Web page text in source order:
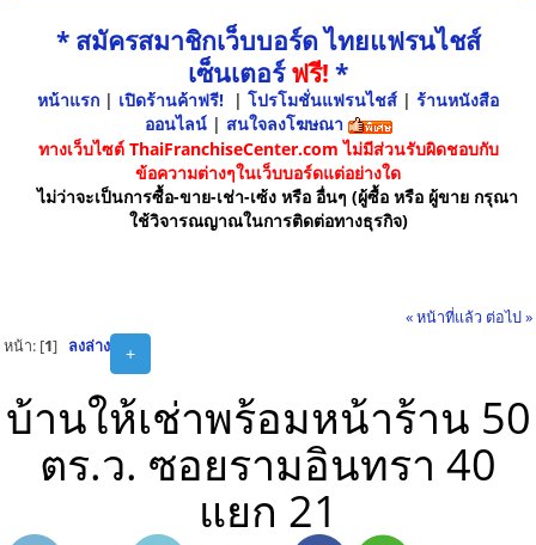
* สมัครสมาชิกเว็บบอร์ด ไทยแฟรนไชส์
เซ็นเตอร์ฟรี! *
หน้าแรก | เปิดร้านค้าฟรี! | โปรโมชั่นแฟรนไชส์ | ร้านหนังสือ
ออนไลน์ | สนใจลงโฆษณา
ทางเว็บไซต์ ThaiFranchiseCenter.com ไม่มีส่วนรับผิดชอบกับ
ข้อความต่างๆในเว็บบอร์ดแต่อย่างใด
ไม่ว่าจะเป็นการซื้อ-ขาย-เช่า-เซ้ง หรือ อื่นๆ (ผู้ซื้อ หรือ ผู้ขาย กรุณา
ใช้วิจารณญาณในการติดต่อทางธุรกิจ)
« หน้าที่แล้ว ต่อไป »
+
หน้า: [1] ลงล่าง
บ้านให้เช่าพร้อมหน้าร้าน 50
ตร.ว. ซอยรามอินทรา 40
แยก 21